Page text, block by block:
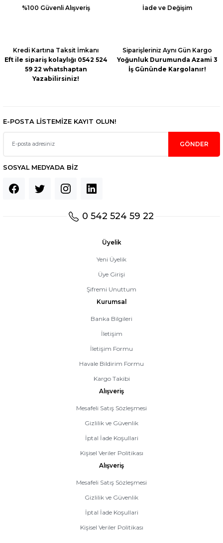
%100 Güvenli Alışveriş İade ve Değişim
Kredi Kartına Taksit İmkanı
Eft ile sipariş kolaylığı 0542 524
59 22 whatshaptan
Yazabilirsiniz!
Siparişleriniz Aynı Gün Kargo
Yoğunluk Durumunda Azami 3
İş Gününde Kargolanır!
E-POSTA LİSTEMİZE KAYIT OLUN!
GÖNDER
SOSYAL MEDYADA BİZ
0 542 524 59 22
Üyelik
Yeni Üyelik
Üye Girişi
Şifremi Unuttum
Kurumsal
Banka Bilgileri
İletişim
İletişim Formu
Havale Bildirim Formu
Kargo Takibi
Alışveriş
Mesafeli Satış Sözleşmesi
Gizlilik ve Güvenlik
İptal İade Koşullari
Kişisel Veriler Politikası
Alışveriş
Mesafeli Satış Sözleşmesi
Gizlilik ve Güvenlik
İptal İade Koşullari
Kişisel Veriler Politikası